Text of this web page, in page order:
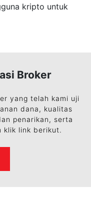
kripto untuk
Broker
yang telah kami uji
dana, kualitas
penarikan, serta
klik link berikut.